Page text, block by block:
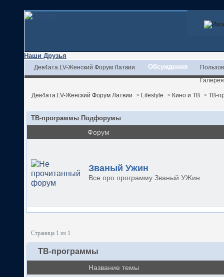
Наши Друзья
Дев4ата.LV-Женский Форум Латвии Обсуждения
Галерея
Дев4ата.LV-Женский Форум Латвии > Lifestyle > Кино и ТВ > ТВ-
ТВ-программы Подфорумы
Форум
Званый Ужин
Все про программу Званый УЖин
Страница 1 из 1
ТВ-программы
Название темы